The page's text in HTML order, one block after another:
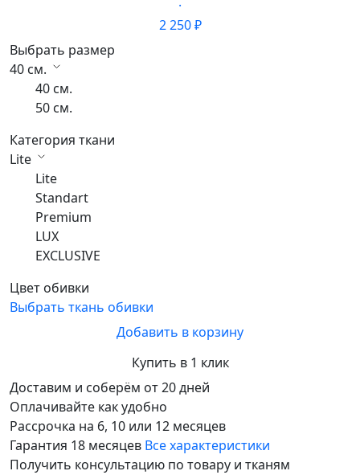
·
2 250 ₽
Выбрать размер
40 см.
40 см.
50 см.
Категория ткани
Lite
Lite
Standart
Premium
LUX
EXCLUSIVE
Цвет обивки
Выбрать ткань обивки
Добавить в корзину
Купить в 1 клик
Доставим и соберём от 20 дней
Оплачивайте как удобно
Рассрочка на 6, 10 или 12 месяцев
Гарантия 18 месяцев Все характеристики
Получить консультацию по товару и тканям